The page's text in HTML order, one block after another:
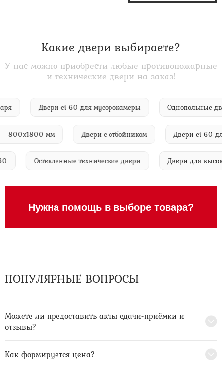
Какие двери выбираете?
У нас можно приобрести любые противопожарные
и технические двери на заказ!
Двери ei-60 для мусорокамеры
мм Двери с отбойником Двери ei-60 для
60 Остекленные технические двери Двери для
Нужна помощь в выборе товара?
ПОПУЛЯРНЫЕ ВОПРОСЫ
Можете ли предоставить акты сдачи-приёмки и
отзывы?
Как формируется цена?